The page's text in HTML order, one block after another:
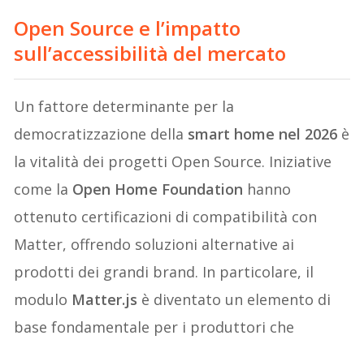
Open Source e l’impatto
sull’accessibilità del mercato
Un fattore determinante per la
democratizzazione della smart home nel 2026 è
la vitalità dei progetti Open Source. Iniziative
come la Open Home Foundation hanno
ottenuto certificazioni di compatibilità con
Matter, offrendo soluzioni alternative ai
prodotti dei grandi brand. In particolare, il
modulo Matter.js è diventato un elemento di
base fondamentale per i produttori che